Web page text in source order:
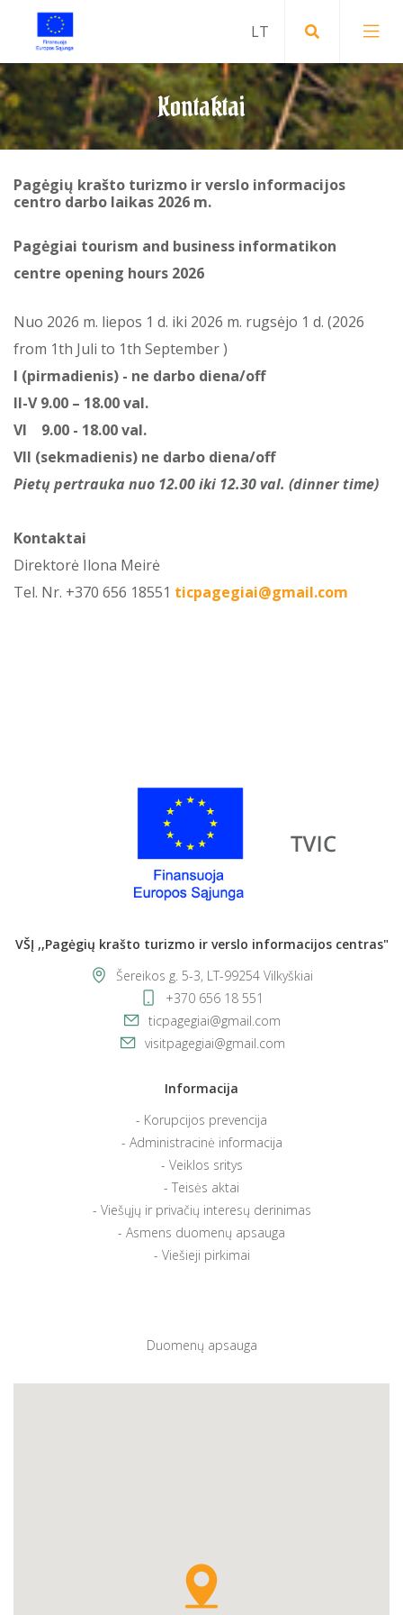
Kontaktai
Pagėgių krašto turizmo ir verslo informacijos
centro darbo laikas 2026 m.
Pagėgiai tourism and business informatikon
centre opening hours 2026
Nuo 2026 m. liepos 1 d. iki 2026 m. rugsėjo 1 d. (2026
from 1th Juli to 1th September )
I (pirmadienis) - ne darbo diena/off
II-V 9.00 – 18.00 val.
VI 9.00 - 18.00 val.
VII (sekmadienis) ne darbo diena/off
Pietų pertrauka nuo 12.00 iki 12.30 val. (dinner time)
Kontaktai
Direktorė Ilona Meirė
Tel. Nr. +370 656 18551 ticpagegiai@gmail.com
VŠĮ ,,Pagėgių krašto turizmo ir verslo informacijos centras"
Šereikos g. 5-3, LT-99254 Vilkyškiai
+370 656 18 551
ticpagegiai@gmail.com
visitpagegiai@gmail.com
Informacija
Korupcijos prevencija
Administracinė informacija
Veiklos sritys
Teisės aktai
Viešųjų ir privačių interesų derinimas
Asmens duomenų apsauga
Viešieji pirkimai
Duomenų apsauga